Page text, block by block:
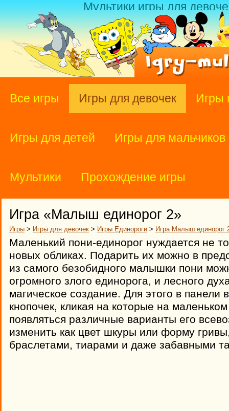
Мультики игры для
Все игры Игры для девочек Игры
Игры для детей Игры для мальчиков
Мультики Прохождение игры
Игра «Малыш единорог 2»
Игры > Игры для девочек > Игры Единороги > Игра Малыш единорог
Маленький пони-единорог нуждается не
новых обликах. Подарить их можно в
из самого безобидного малышки пони
огромного злого единорога, и лесного
магическое создание. Для этого в панели
кнопочек, кликая на которые на
появляться различные варианты его
изменить как цвет шкуры или форму
браслетами, тиарами и даже забавными